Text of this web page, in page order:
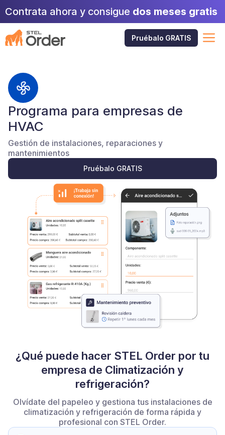
Skip
content
Contrata ahora y consigue dos meses gratis
Pruébalo GRATIS
Programa para empresas de
HVAC
Gestión de instalaciones, reparaciones y
mantenimientos
Pruébalo GRATIS
¿Qué puede hacer STEL Order por tu
empresa de Climatización y
refrigeración?
Olvídate del papeleo y gestiona tus instalaciones de
climatización y refrigeración de forma rápida y
profesional con STEL Order.